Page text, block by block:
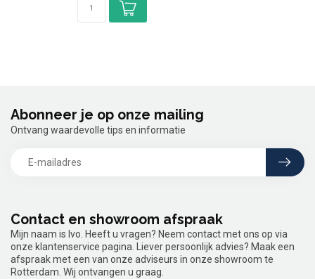
Contact en showroom afspraak
Mijn naam is Ivo. Heeft u vragen? Neem contact met ons op via
onze klantenservice pagina. Liever persoonlijk advies? Maak een
afspraak met een van onze adviseurs in onze showroom te
Rotterdam. Wij ontvangen u graag.
Abonneer je op onze mailing
Ontvang waardevolle tips en informatie